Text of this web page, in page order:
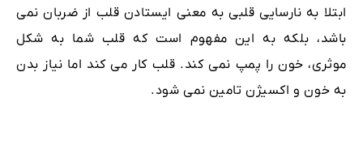
ابتلا به نارسایی قلبی به معنی ایستادن قلب از ضربان نمی
باشد، بلکه به این مفهوم است که قلب شما به شکل
موثری، خون را پمپ نمی کند. قلب کار می کند اما نیاز بدن
به خون و اکسیژن تامین نمی شود.